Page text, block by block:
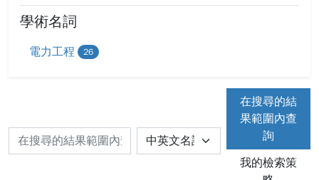
學術名詞
電力工程 26
在搜尋的結
果範圍內查
詢
我的檢索策